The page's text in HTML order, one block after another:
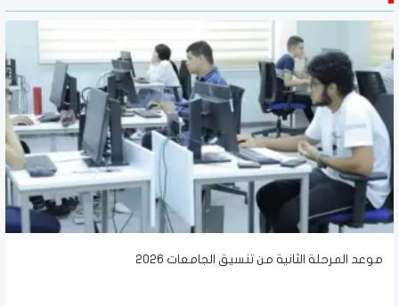
موعد المرحلة الثانية من تنسيق الجامعات 2026